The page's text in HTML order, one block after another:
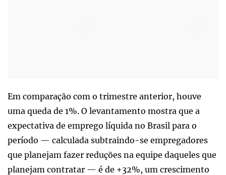
Em comparação com o trimestre anterior, houve
uma queda de 1%. O levantamento mostra que a
expectativa de emprego líquida no Brasil para o
período — calculada subtraindo-se empregadores
que planejam fazer reduções na equipe daqueles que
planejam contratar — é de +32%, um crescimento